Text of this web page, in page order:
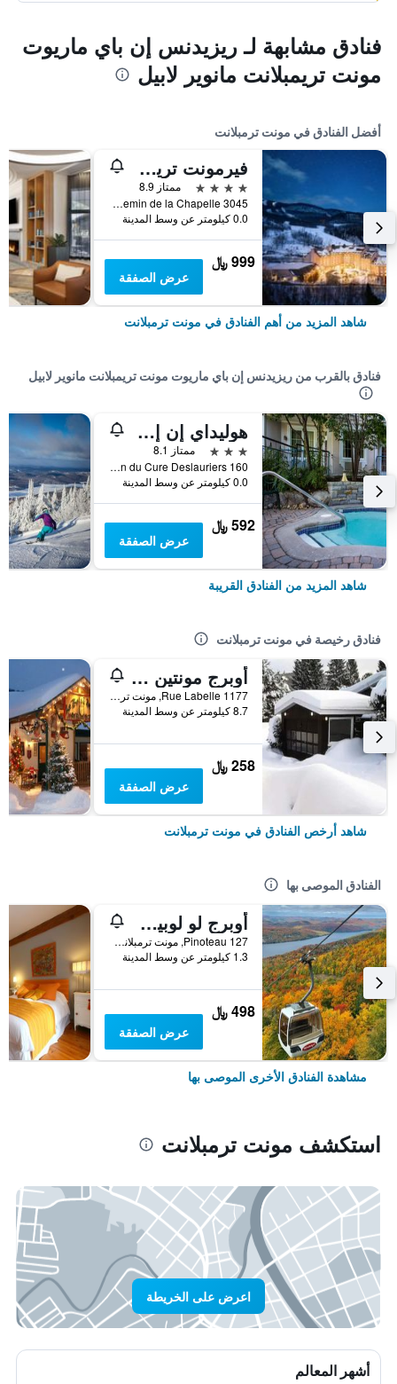
فنادق مشابهة لـ ريزيدنس إن باي ماريوت
مونت تريمبلانت مانوير لابيل
أفضل الفنادق في مونت ترمبلانت
فيرمونت تريمبلانت
4 نجوم
ممتاز 8.9
3045 Chemin de la Chapelle, مونت ترمبلانت, QC, كندا
0.0 كيلومتر عن وسط المدينة
999 ﷼
عرض الصفقة
شاهد المزيد من أهم الفنادق في مونت ترمبلانت
فنادق بالقرب من ريزيدنس إن باي ماريوت مونت تريمبلانت مانوير لابيل
هوليداي إن إكسبرس آند سويتس تريمبلان ت باي آيتش جي
3 نجوم
ممتاز 8.1
160 Chemin du Cure Deslauriers, مونت ترمبلانت, QC, كندا
0.0 كيلومتر عن وسط المدينة
592 ﷼
عرض الصفقة
شاهد المزيد من الفنادق القريبة
فنادق رخيصة في مونت ترمبلانت
أوبرج مونتين فيو إن
1177 Rue Labelle, مونت ترمبلانت, QC, كندا
8.7 كيلومتر عن وسط المدينة
258 ﷼
عرض الصفقة
شاهد أرخص الفنادق في مونت ترمبلانت
الفنادق الموصى بها
أوبرج لو لوبين بي آن بي
127 Pinoteau, مونت ترمبلانت, QC, كندا
1.3 كيلومتر عن وسط المدينة
498 ﷼
عرض الصفقة
مشاهدة الفنادق الأخرى الموصى بها
استكشف مونت ترمبلانت
اعرض على الخريطة
أشهر المعالم